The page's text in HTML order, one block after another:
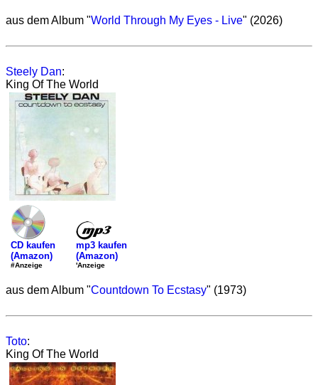
aus dem Album "World Through My Eyes - Live" (2026)
Steely Dan:
King Of The World
CD kaufen
(Amazon)
#Anzeige
mp3 kaufen
(Amazon)
'Anzeige
aus dem Album "Countdown To Ecstasy" (1973)
Toto:
King Of The World